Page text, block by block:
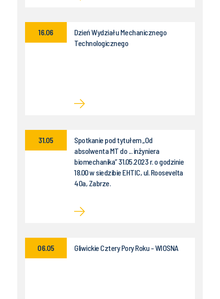
Dzień Wydziału Mechanicznego
Technologicznego
16.06
Spotkanie pod tytułem „Od
absolwenta MT do ... inżyniera
biomechanika” 31.05.2023 r. o godzinie
18.00 w siedzibie EHTIC, ul. Roosevelta
40a, Zabrze.
31.05
Gliwickie Cztery Pory Roku - WIOSNA
06.05